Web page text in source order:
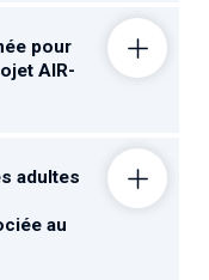
pour
AIR-
adultes
au